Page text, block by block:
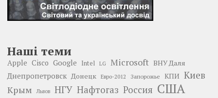
Наші теми
Apple Cisco Google Intel LG Microsoft ВНУ Даля
Днепропетровск Донецк Евро-2012 Запорожье КПИ Киев
Крым Львов НГУ Нафтогаз Россия США